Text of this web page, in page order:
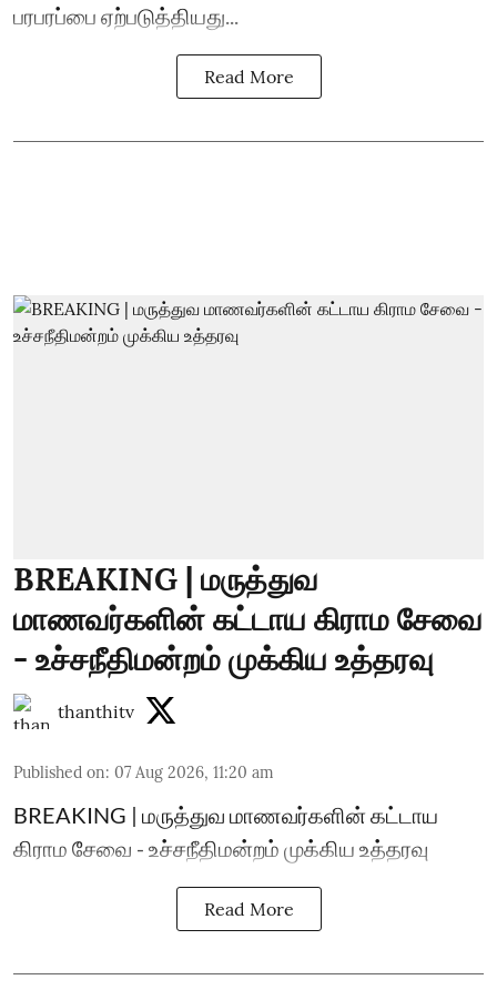
பரபரப்பை ஏற்படுத்தியது...
Read More
BREAKING | மருத்துவ
மாணவர்களின் கட்டாய கிராம சேவை
- உச்சநீதிமன்றம் முக்கிய உத்தரவு
thanthitv
Published on: 07 Aug 2026, 11:20 am
BREAKING | மருத்துவ மாணவர்களின் கட்டாய
கிராம சேவை - உச்சநீதிமன்றம் முக்கிய உத்தரவு
Read More